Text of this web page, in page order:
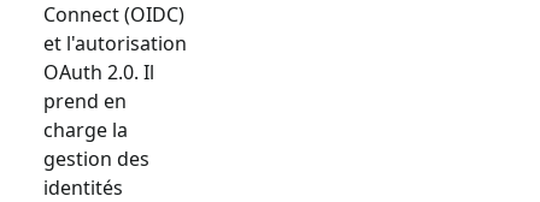
Connect (OIDC)
et l'autorisation
OAuth 2.0. Il
prend en
charge la
gestion des
identités